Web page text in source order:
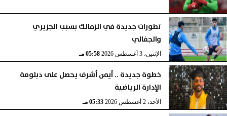
تطورات جديدة في الزمالك بسبب الجزيري
والجفالي
الإثنين، 3 أغسطس 2026 05:58 مـ
خطوة جديدة .. أيمن أشرف يحصل على دبلومة
الإدارة الرياضية
الأحد، 2 أغسطس 2026 05:33 مـ